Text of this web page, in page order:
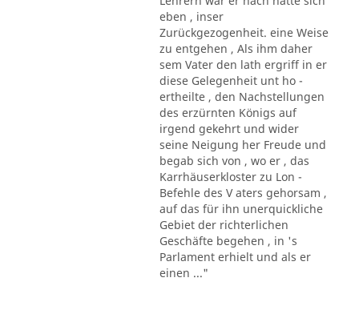
eben , inser
Zurückgezogenheit. eine Weise
zu entgehen , Als ihm daher
sem Vater den lath ergriff in er
diese Gelegenheit unt ho -
ertheilte , den Nachstellungen
des erzürnten Königs auf
irgend gekehrt und wider
seine Neigung her Freude und
begab sich von , wo er , das
Karrhäuserkloster zu Lon -
Befehle des V aters gehorsam ,
auf das für ihn unerquickliche
Gebiet der richterlichen
Geschäfte begehen , in 's
Parlament erhielt und als er
einen ..."